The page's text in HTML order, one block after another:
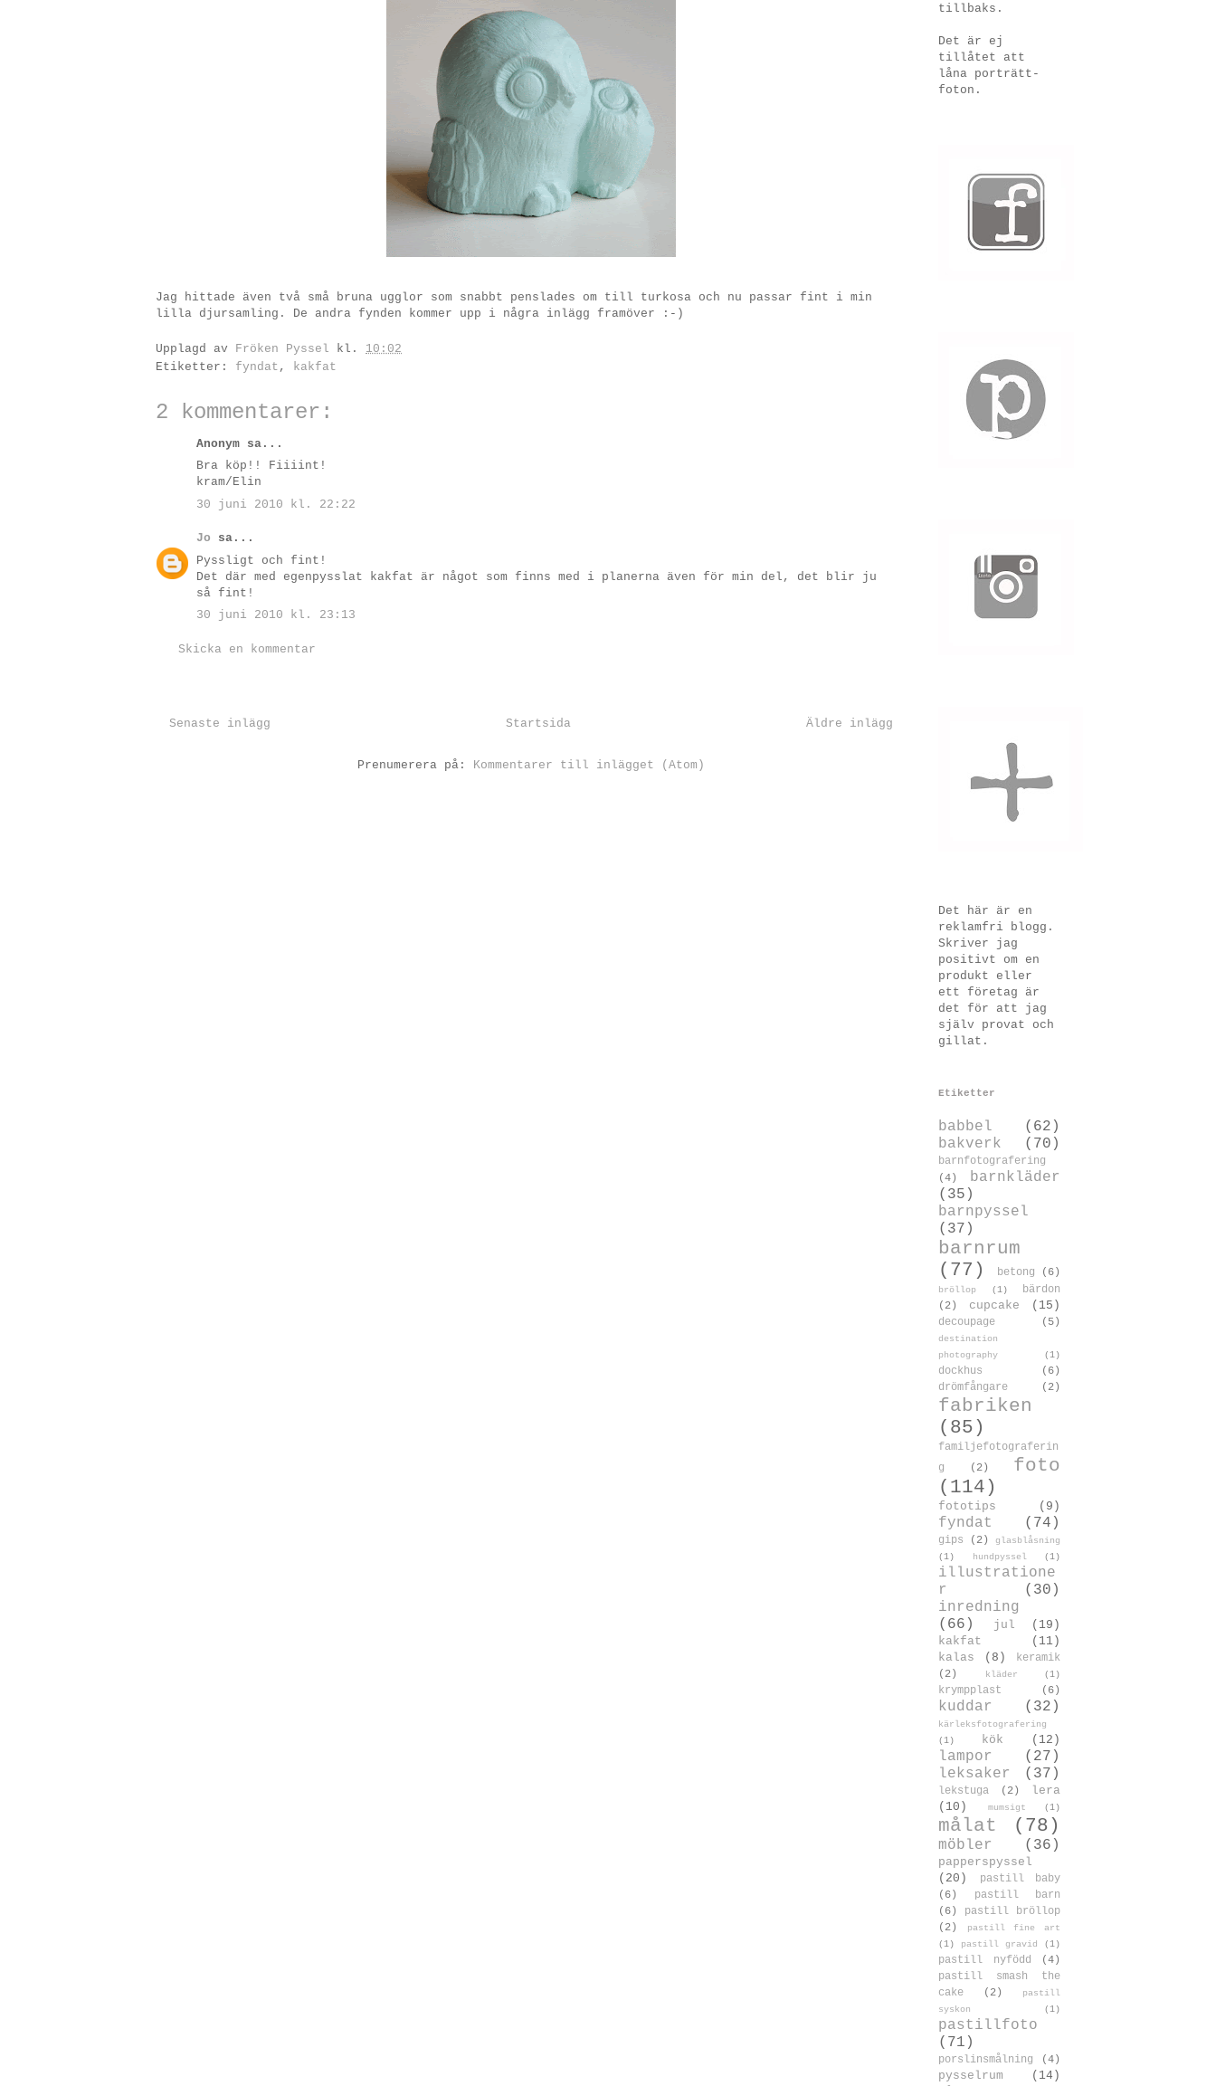
Jag hittade även två små bruna ugglor som snabbt penslades om till turkosa och nu passar fint i min
lilla djursamling. De andra fynden kommer upp i några inlägg framöver :-)
Upplagd av Fröken Pyssel kl. 10:02
Etiketter: fyndat , kakfat
2 kommentarer:
Anonym sa...
Bra köp!! Fiiiint!
kram/Elin
30 juni 2010 kl. 22:22
Jo sa...
Pyssligt och fint!
Det där med egenpysslat kakfat är något som finns med i planerna även för min del, det blir ju
så fint!
30 juni 2010 kl. 23:13
Skicka en kommentar
Senaste inlägg Äldre inlägg
Startsida
Prenumerera på: Kommentarer till inlägget (Atom)
tillbaks.
Det är ej
tillåtet att
låna porträtt-
foton.
Det här är en
reklamfri blogg.
Skriver jag
positivt om en
produkt eller
ett företag är
det för att jag
själv provat och
gillat.
Etiketter
babbel
(62)
bakverk
(70)
barnfotografering
(4)
barnkläder
(35)
barnpyssel
(37)
barnrum
(77)
betong (6)
bröllop (1)
bärdon
(2)
cupcake (15)
decoupage (5)
destination
photography
(1)
dockhus
(6)
drömfångare
(2)
fabriken
(85)
familjefotograferin
g
(2)
foto
(114)
fototips (9)
fyndat (74)
gips (2)
glasblåsning
(1)
hundpyssel (1)
illustratione
r
(30)
inredning
(66)
jul
(19)
kakfat
(11)
kalas
(8)
keramik
(2)
kläder (1)
krympplast (6)
kuddar (32)
kärleksfotografering
(1)
kök (12)
lampor
(27)
leksaker
(37)
lekstuga (2)
lera
(10)
mumsigt (1)
målat (78)
möbler (36)
papperspyssel
(20)
pastill baby
(6)
pastill barn
(6)
pastill bröllop
(2)
pastill fine art
(1)
pastill gravid (1)
pastill nyfödd
(4)
pastill smash the
cake
(2)
pastill
syskon
(1)
pastillfoto
(71)
porslinsmålning (4)
pysselrum
(14)